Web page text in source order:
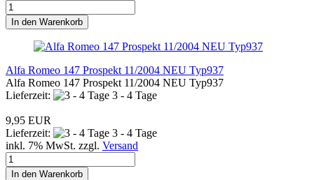
In den Warenkorb
Alfa Romeo 147 Prospekt 11/2004 NEU Typ937
Alfa Romeo 147 Prospekt 11/2004 NEU Typ937
Lieferzeit:
3 - 4 Tage
9,95 EUR
Lieferzeit:
3 - 4 Tage
inkl. 7% MwSt. zzgl. Versand
In den Warenkorb